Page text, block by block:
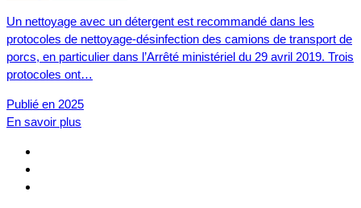
Un nettoyage avec un détergent est recommandé dans les
protocoles de nettoyage-désinfection des camions de transport de
porcs, en particulier dans l’Arrêté ministériel du 29 avril 2019. Trois
protocoles ont…
Publié en 2025
En savoir plus